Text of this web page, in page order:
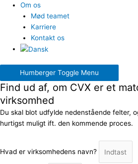
Om os
Mød teamet
Karriere
Kontakt os
Humberger Toggle Menu
Find ud af, om CVX er et
virksomhed
Du skal blot udfylde nedenstående felter,
hurtigst muligt ift. den kommende proces.
Hvad er virksomhedens navn?